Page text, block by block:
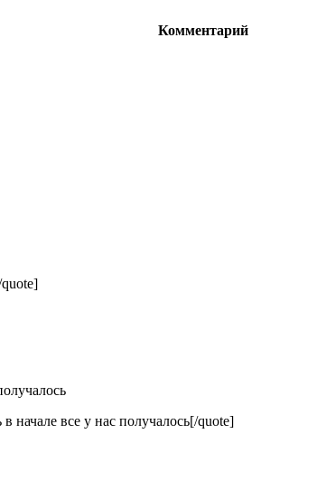
Комментарий
начале все у нас получалось[/quote]